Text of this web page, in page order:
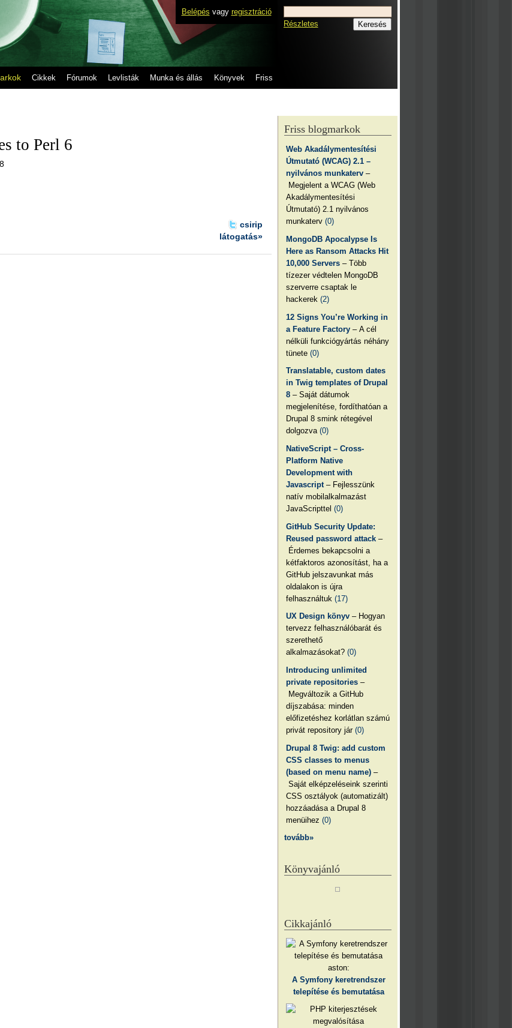
Belépés vagy regisztráció
Cikkek Fórumok Levlisták Munka és állás Könyvek Friss
Részletes
to Perl 6
csirip
látogatás»
Friss blogmarkok
Web Akadálymentesítési
Útmutató (WCAG) 2.1 –
nyilvános munkaterv –
Megjelent a WCAG (Web
Akadálymentesítési
Útmutató) 2.1 nyilvános
munkaterv(0)
MongoDB Apocalypse Is
Here as Ransom Attacks Hit
10,000 Servers – Több
tízezer védtelen MongoDB
szerverre csaptak le
hackerek(2)
12 Signs You’re Working in
a Feature Factory – A cél
nélküli funkciógyártás néhány
tünete(0)
Translatable, custom dates
in Twig templates of Drupal
8 – Saját dátumok
megjelenítése, fordíthatóan a
Drupal 8 smink rétegével
dolgozva(0)
NativeScript – Cross-
Platform Native
Development with
Javascript – Fejlesszünk
natív mobilalkalmazást
JavaScripttel(0)
GitHub Security Update:
Reused password attack –
Érdemes bekapcsolni a
kétfaktoros azonosítást, ha a
GitHub jelszavunkat más
oldalakon is újra
felhasználtuk(17)
UX Design könyv – Hogyan
tervezz felhasználóbarát és
szerethető
alkalmazásokat?(0)
Introducing unlimited
private repositories –
Megváltozik a GitHub
díjszabása: minden
előfizetéshez korlátlan számú
privát repository jár(0)
Drupal 8 Twig: add custom
CSS classes to menus
(based on menu name) –
Saját elképzeléseink szerinti
CSS osztályok (automatizált)
hozzáadása a Drupal 8
menüihez(0)
tovább»
Könyvajánló
Cikkajánló
aston:
A Symfony keretrendszer
telepítése és bemutatása